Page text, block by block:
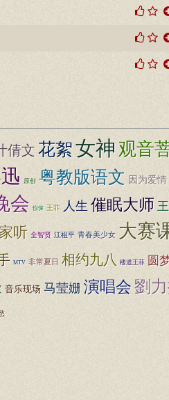
倩文花絮女神 观音
原创 粤教版语文 因为爱情
会 惊悚 王菲 人生 催眠大师
听 全智贤 江祖平 青春美少女 大赛
MTV 非常夏日 相约九八 楼道王菲 圆
音乐现场 马莹姗 演唱会劉